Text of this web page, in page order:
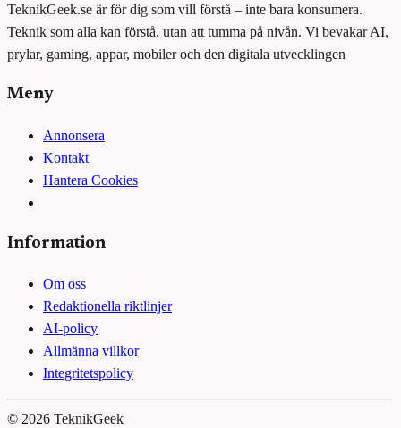
TeknikGeek.se är för dig som vill förstå – inte bara konsumera.
Teknik som alla kan förstå, utan att tumma på nivån. Vi bevakar AI,
prylar, gaming, appar, mobiler och den digitala utvecklingen
Meny
Annonsera
Kontakt
Hantera Cookies
Information
Om oss
Redaktionella riktlinjer
AI-policy
Allmänna villkor
Integritetspolicy
© 2026 TeknikGeek